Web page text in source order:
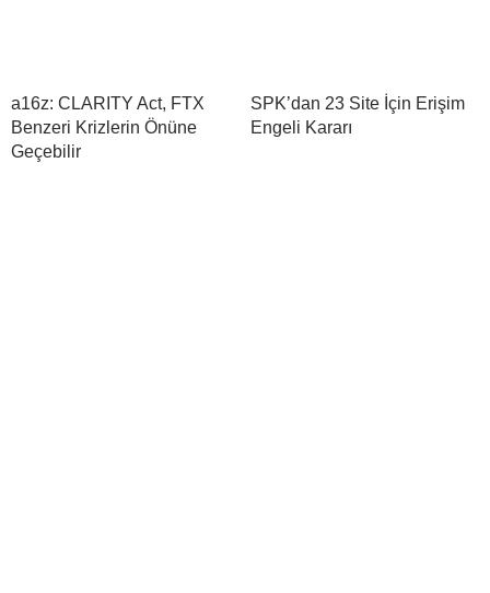
a16z: CLARITY Act, FTX
Benzeri Krizlerin Önüne
Geçebilir
SPK’dan 23 Site İçin Erişim
Engeli Kararı